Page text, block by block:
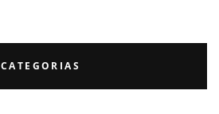
CATEGORIAS